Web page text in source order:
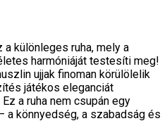
a különleges ruha, mely a
harmóniáját testesíti meg!
ujjak finoman körülölelik
játékos eleganciát
a ruha nem csupán egy
a könnyedség, a szabadság és